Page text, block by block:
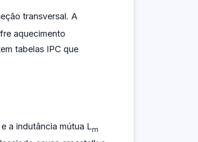
transversal. A
aquecimento
tabelas IPC que
e a indutância mútua Lm